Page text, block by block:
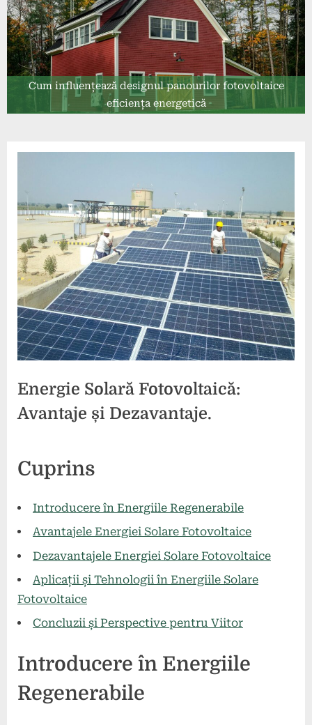
Cum influențează designul panourilor fotovoltaice
eficiența energetică
Energie Solară Fotovoltaică:
Avantaje și Dezavantaje.
on
mai
comentariula
Solară
Avantaje
și
Cuprins
Introducere în Energiile Regenerabile
Avantajele Energiei Solare Fotovoltaice
Dezavantajele Energiei Solare Fotovoltaice
Aplicații și Tehnologii în Energiile Solare
Fotovoltaice
Concluzii și Perspective pentru Viitor
Introducere în Energiile
Regenerabile